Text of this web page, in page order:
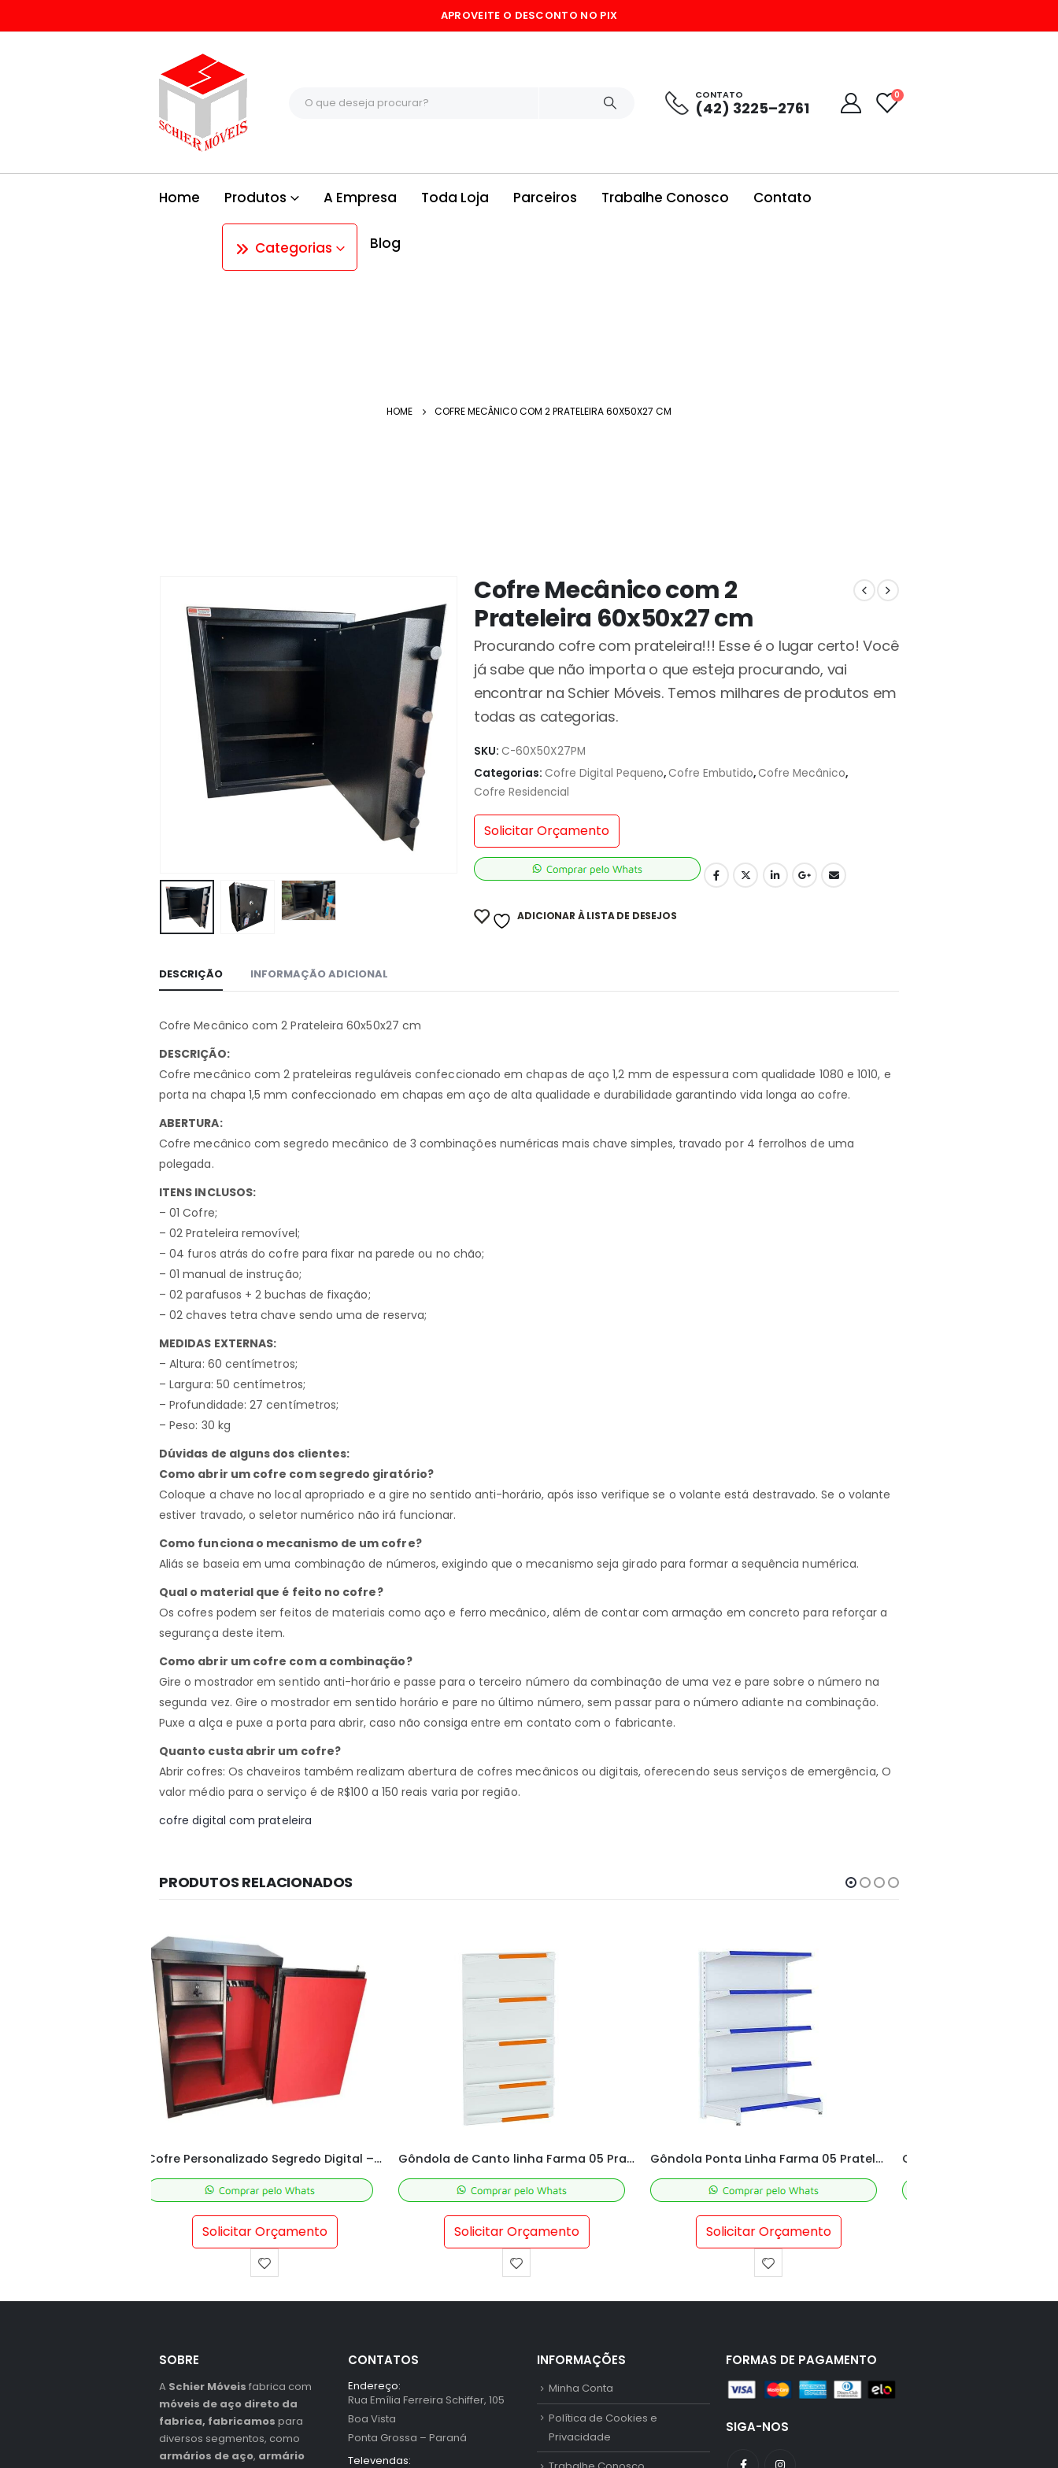
APROVEITE O DESCONTO NO PIX
CONTATO
(42) 3225–2761
0
Home Produtos A Empresa Toda Loja Parceiros Trabalhe Conosco Contato
Categorias Blog
HOME COFRE MECÂNICO COM 2 PRATELEIRA 60X50X27 CM
Cofre Mecânico com 2
Prateleira 60x50x27 cm
Procurando cofre com prateleira!!! Esse é o lugar certo! Você
já sabe que não importa o que esteja procurando, vai
encontrar na Schier Móveis. Temos milhares de produtos em
todas as categorias.
SKU: C-60X50X27PM
Categorias: Cofre Digital Pequeno,Cofre Embutido,Cofre Mecânico,
Cofre Residencial
Solicitar Orçamento
ADICIONAR À LISTA DE DESEJOS
DESCRIÇÃO INFORMAÇÃO ADICIONAL
Cofre Mecânico com 2 Prateleira 60x50x27 cm
DESCRIÇÃO:
Cofre mecânico com 2 prateleiras reguláveis confeccionado em chapas de aço 1,2 mm de espessura com qualidade 1080 e 1010, e
porta na chapa 1,5 mm confeccionado em chapas em aço de alta qualidade e durabilidade garantindo vida longa ao cofre.
ABERTURA:
Cofre mecânico com segredo mecânico de 3 combinações numéricas mais chave simples, travado por 4 ferrolhos de uma
polegada.
ITENS INCLUSOS:
– 01 Cofre;
– 02 Prateleira removível;
– 04 furos atrás do cofre para fixar na parede ou no chão;
– 01 manual de instrução;
– 02 parafusos + 2 buchas de fixação;
– 02 chaves tetra chave sendo uma de reserva;
MEDIDAS EXTERNAS:
– Altura: 60 centímetros;
– Largura: 50 centímetros;
– Profundidade: 27 centímetros;
– Peso: 30 kg
Dúvidas de alguns dos clientes:
Como abrir um cofre com segredo giratório?
Coloque a chave no local apropriado e a gire no sentido anti-horário, após isso verifique se o volante está destravado. Se o volante
estiver travado, o seletor numérico não irá funcionar.
Como funciona o mecanismo de um cofre?
Aliás se baseia em uma combinação de números, exigindo que o mecanismo seja girado para formar a sequência numérica.
Qual o material que é feito no cofre?
Os cofres podem ser feitos de materiais como aço e ferro mecânico, além de contar com armação em concreto para reforçar a
segurança deste item.
Como abrir um cofre com a combinação?
Gire o mostrador em sentido anti-horário e passe para o terceiro número da combinação de uma vez e pare sobre o número na
segunda vez. Gire o mostrador em sentido horário e pare no último número, sem passar para o número adiante na combinação.
Puxe a alça e puxe a porta para abrir, caso não consiga entre em contato com o fabricante.
Quanto custa abrir um cofre?
Abrir cofres: Os chaveiros também realizam abertura de cofres mecânicos ou digitais, oferecendo seus serviços de emergência, O
valor médio para o serviço é de R$100 a 150 reais varia por região.
cofre digital com prateleira
PRODUTOS RELACIONADOS
Solicitar Orçamento Solicitar Orçamento Solicitar Orçamento
SOBRE
A Schier Móveis fabrica com
móveis de aço direto da
fabrica, fabricamos para
diversos segmentos, como
armários de aço, armário
CONTATOS
Endereço:
Rua Emília Ferreira Schiffer, 105
Boa Vista
Ponta Grossa – Paraná
Televendas:
INFORMAÇÕES
Minha Conta
Política de Cookies e
Privacidade
FORMAS DE PAGAMENTO
SIGA-NOS